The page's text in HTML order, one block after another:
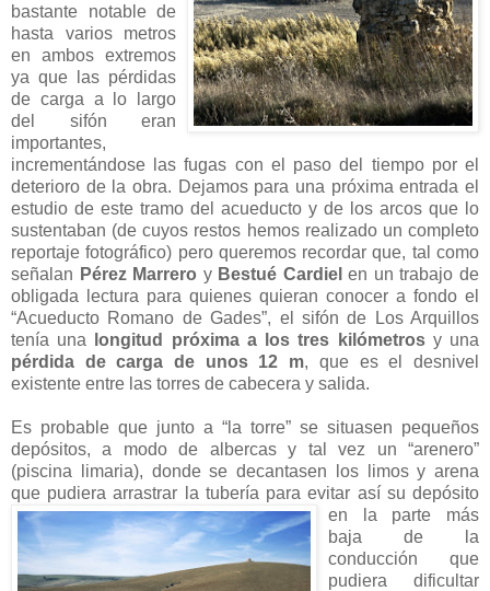
bastante notable de
hasta varios metros
en ambos extremos
ya que las pérdidas
de carga a lo largo
del sifón eran
importantes,
incrementándose las fugas con el paso del tiempo por el
deterioro de la obra. Dejamos para una próxima entrada el
estudio de este tramo del acueducto y de los arcos que lo
sustentaban (de cuyos restos hemos realizado un completo
reportaje fotográfico) pero queremos recordar que, tal como
señalan Pérez Marrero yBestué Cardiel en un trabajo de
obligada lectura para quienes quieran conocer a fondo el
“Acueducto Romano de Gades”, el sifón de Los Arquillos
tenía una
longitud próxima a los tres kilómetrosy una
pérdida de carga de unos 12 m, que es el desnivel
existente entre las torres de cabecera y salida.
Es probable que junto a “la torre” se situasen pequeños
depósitos, a modo de albercas y tal vez un “arenero”
(piscina limaria), donde se decantasen los limos y arena
que pudiera arrastrar la tubería para evitar así su depósito
en la parte más
baja de la
conducción que
pudiera dificultar